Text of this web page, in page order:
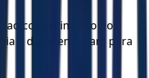
conhecimento dos
e dali o enviaram para